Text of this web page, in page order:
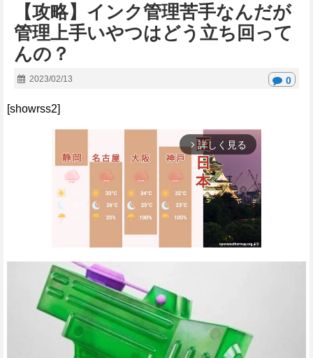
【攻略】インク管理苦手なんだが
管理上手いやつはどう立ち回って
んの？
2023/02/13 0
[showrss2]
arrow_forward_ios 詳しく見る
e